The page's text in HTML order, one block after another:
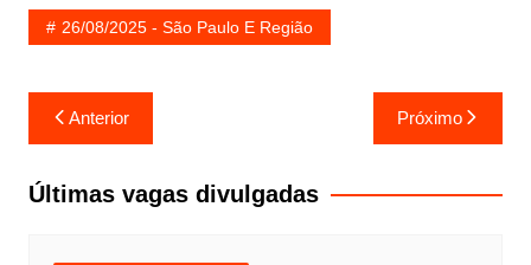
26/08/2025 - São Paulo E Região
Navegação
de
Post
Anterior Próximo
Últimas vagas divulgadas